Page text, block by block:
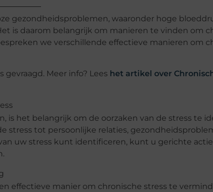
gezondheidsproblemen, waaronder hoge
is daarom belangrijk om manieren te vinden om
we verschillende effectieve manieren om
Meer info? Lees het artikel over
is het belangrijk om de oorzaken van de stress te
stress tot persoonlijke relaties,
uw stress kunt identificeren, kunt u gerichte
effectieve manier om chronische stress te